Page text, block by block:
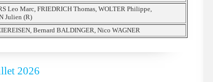
Leo Marc, FRIEDRICH Thomas, WOLTER Philippe,
Julien (R)
Bernard BALDINGER, Nico WAGNER
2026